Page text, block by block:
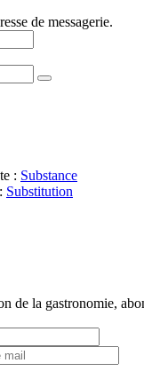
de messagerie.
: Substance
Substitution
de la gastronomie,